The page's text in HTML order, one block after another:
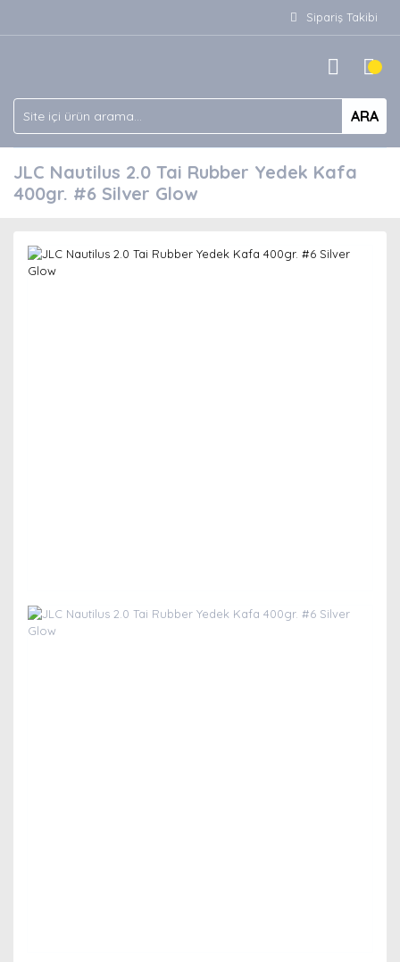
Sipariş Takibi
ARA
JLC Nautilus 2.0 Tai Rubber Yedek Kafa
400gr. #6 Silver Glow